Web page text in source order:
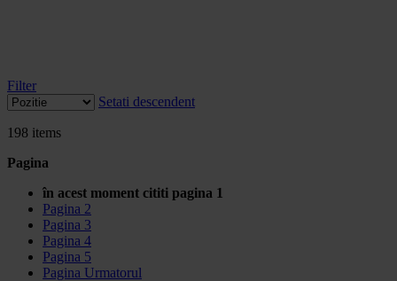
Filter
Setati descendent
198 items
Pagina
în acest moment cititi pagina 1
Pagina 2
Pagina 3
Pagina 4
Pagina 5
Pagina Urmatorul